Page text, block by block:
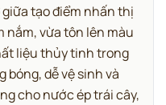
tạo điểm nhấn thị
nắm, vừa tôn lên màu
liệu thủy tinh trong
bóng, dễ vệ sinh và
cho nước ép trái cây,